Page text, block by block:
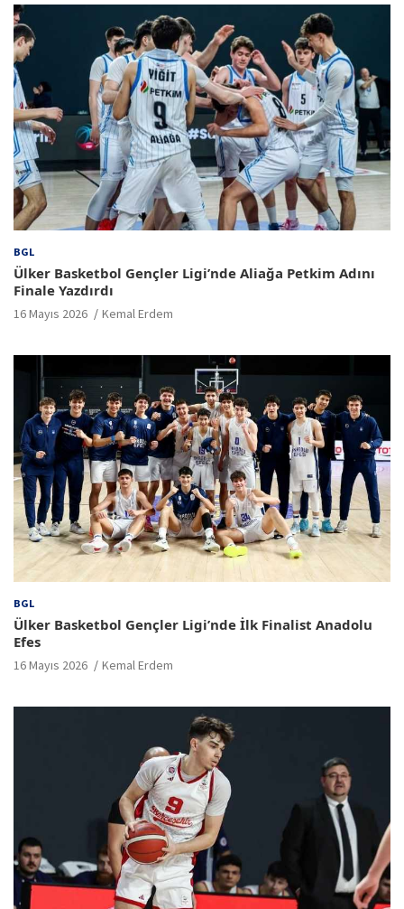
BGL
Ülker Basketbol Gençler Ligi’nde Aliağa Petkim Adını
Finale Yazdırdı
16 Mayıs 2026 Kemal Erdem
BGL
Ülker Basketbol Gençler Ligi’nde İlk Finalist Anadolu
Efes
16 Mayıs 2026 Kemal Erdem